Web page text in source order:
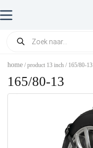
home / product 13 inch / 165/80-13
165/80-13